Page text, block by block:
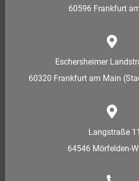
60596 Frankfurt
Eschersheimer
60320 Frankfurt am Main
Langstraße 11
64546 Mörfelden-